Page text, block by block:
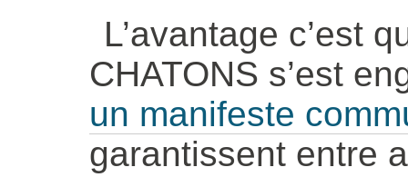
L’avantage c’est
CHATONS s’est
un manifeste
garantissent entre